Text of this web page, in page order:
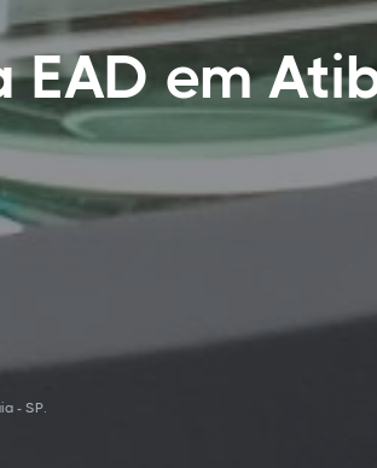
EAD em
- SP.